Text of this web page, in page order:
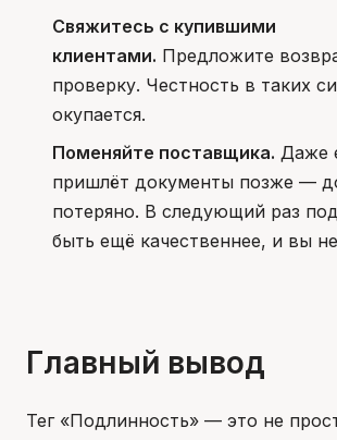
Свяжитесь с купившими
клиентами. Предложите
проверку. Честность в таких
окупается.
Поменяйте поставщика. Даже
пришлёт документы позже —
потеряно. В следующий раз
быть ещё качественнее, и вы
Главный вывод
Тег «Подлинность» — это не